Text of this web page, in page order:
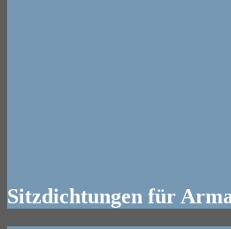
Sitzdichtungen für